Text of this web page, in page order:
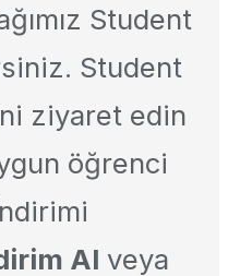
Student
Student
ziyaret edin
öğrenci
Al veya